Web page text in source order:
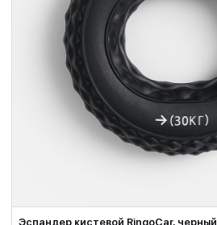
Эспандер кистевой RingoCar, черный